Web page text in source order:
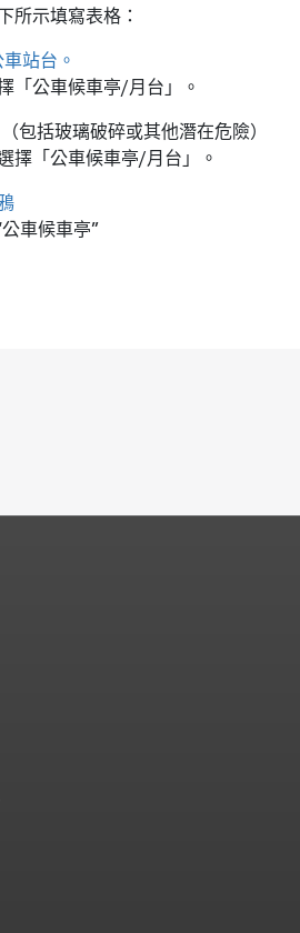
所示填寫表格：
站台。
「公車候車亭/月台」。
（包括玻璃破碎或其他潛在危險）
擇「公車候車亭/月台」。
車候車亭”